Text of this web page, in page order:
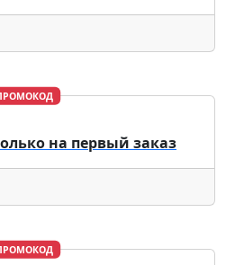
на первый заказ